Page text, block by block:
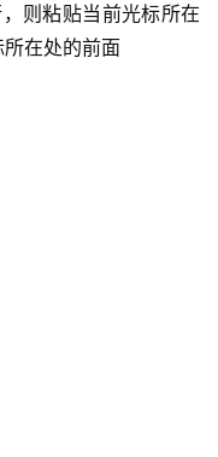
粘贴当前光标所在
在处的前面